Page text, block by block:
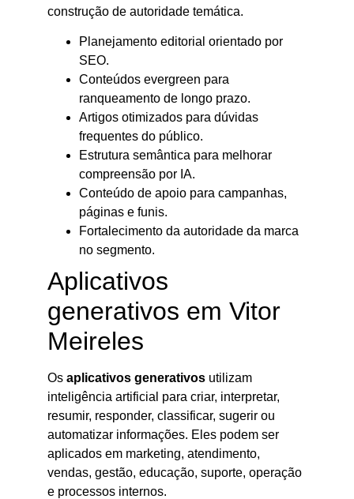
construção de autoridade temática.
Planejamento editorial orientado por
SEO.
Conteúdos evergreen para
ranqueamento de longo prazo.
Artigos otimizados para dúvidas
frequentes do público.
Estrutura semântica para melhorar
compreensão por IA.
Conteúdo de apoio para campanhas,
páginas e funis.
Fortalecimento da autoridade da marca
no segmento.
Aplicativos
generativos em Vitor
Meireles
Os aplicativos generativos utilizam
inteligência artificial para criar, interpretar,
resumir, responder, classificar, sugerir ou
automatizar informações. Eles podem ser
aplicados em marketing, atendimento,
vendas, gestão, educação, suporte, operação
e processos internos.